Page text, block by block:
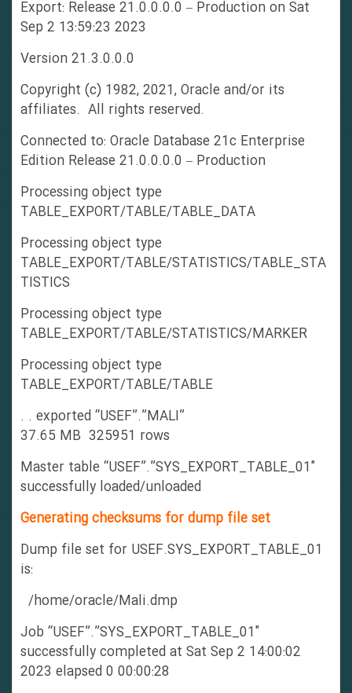
Export: Release 21.0.0.0.0 – Production on Sat
Sep 2 13:59:23 2023
Version 21.3.0.0.0
Copyright (c) 1982, 2021, Oracle and/or its
affiliates. All rights reserved.
Connected to: Oracle Database 21c Enterprise
Edition Release 21.0.0.0.0 – Production
Processing object type
TABLE_EXPORT/TABLE/TABLE_DATA
Processing object type
TABLE_EXPORT/TABLE/STATISTICS/TABLE_STA
TISTICS
Processing object type
TABLE_EXPORT/TABLE/STATISTICS/MARKER
Processing object type
TABLE_EXPORT/TABLE/TABLE
. . exported “USEF”.”MALI”
37.65 MB 325951 rows
Master table “USEF”.”SYS_EXPORT_TABLE_01″
successfully loaded/unloaded
Generating checksums for dump file set
Dump file set for USEF.SYS_EXPORT_TABLE_01
/home/oracle/Mali.dmp
Job “USEF”.”SYS_EXPORT_TABLE_01″
successfully completed at Sat Sep 2 14:00:02
2023 elapsed 0 00:00:28